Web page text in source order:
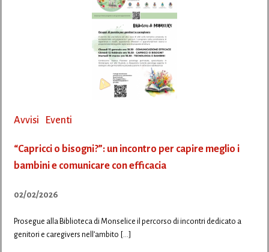
Avvisi Eventi
“Capricci o bisogni?”: un incontro per capire meglio i
bambini e comunicare con efficacia
02/02/2026
Prosegue alla Biblioteca di Monselice il percorso di incontri dedicato a
genitori e caregivers nell’ambito […]